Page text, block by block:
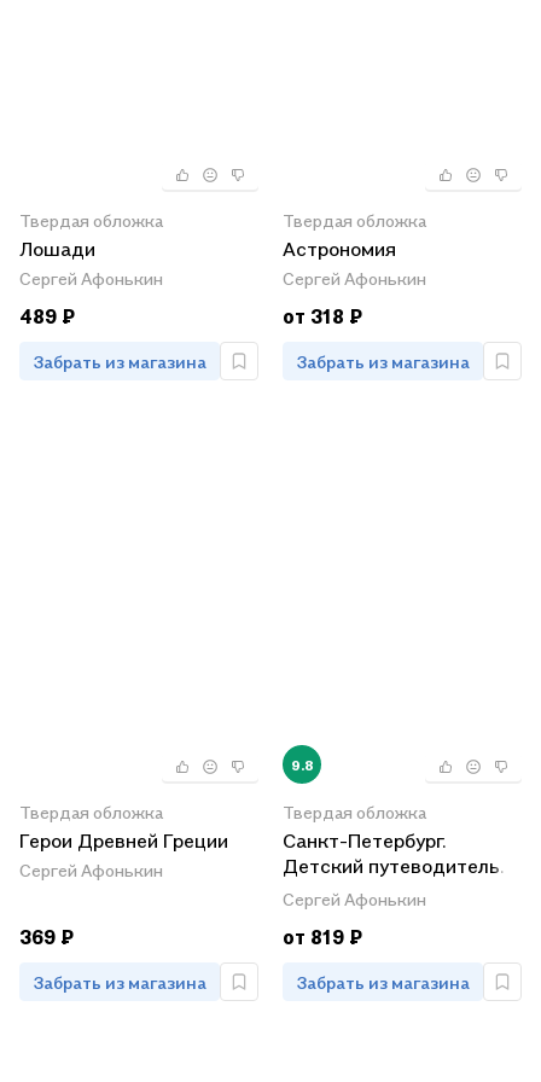
Твердая обложка
Лошади
Сергей Афонькин
489 ₽
Забрать из магазина
Твердая обложка
Астрономия
Сергей Афонькин
от 318 ₽
Забрать из магазина
Твердая обложка
Герои Древней Греции
Сергей Афонькин
369 ₽
Забрать из магазина
9.8
Твердая обложка
Санкт-Петербург.
Детский путеводитель.
История и архитектура в
занимательных
рассказах
Сергей Афонькин
от 819 ₽
Забрать из магазина